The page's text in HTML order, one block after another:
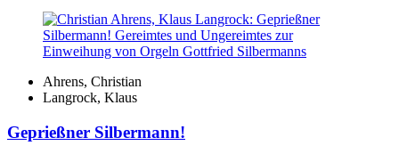
Ahrens, Christian
Langrock, Klaus
Geprießner Silbermann!